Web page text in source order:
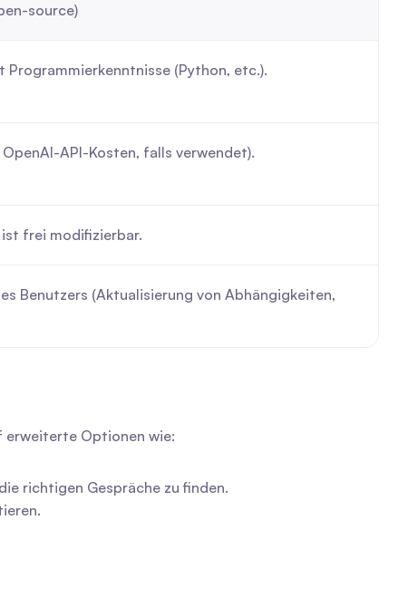
source)
Programmierkenntnisse (Python, etc.).
API-Kosten, falls verwendet).
frei modifizierbar.
Benutzers (Aktualisierung von Abhängigkeiten,
erweiterte Optionen wie:
richtigen Gespräche zu finden.